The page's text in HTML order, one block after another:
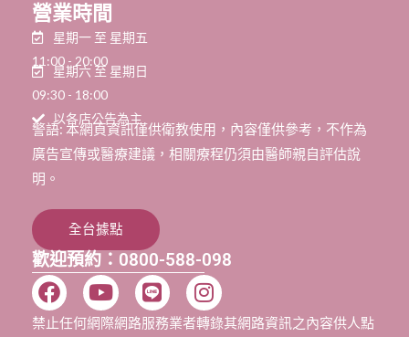
營業時間
星期一 至 星期五
11:00 - 20:00
星期六 至 星期日
09:30 - 18:00
以各店公告為主
警語: 本網頁資訊僅供衛教使用，內容僅供參考，不作為
廣告宣傳或醫療建議，相關療程仍須由醫師親自評估說
明。
全台據點
歡迎預約：0800-588-098
禁止任何網際網路服務業者轉錄其網路資訊之內容供人點